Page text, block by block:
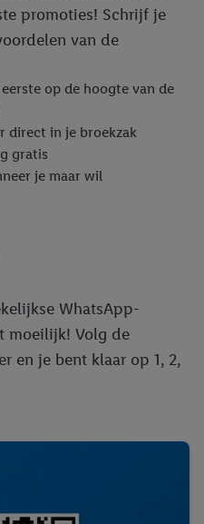
promoties! Schrijf je
van de
op de hoogte van de
direct in je broekzak
gratis
je maar wil
WhatsApp-
moeilijk! Volg de
en je bent klaar op 1, 2,